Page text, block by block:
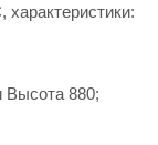
Высота 880;